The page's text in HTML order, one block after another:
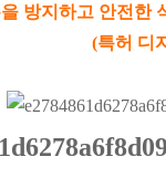
방지하고 안전한
(특허 디